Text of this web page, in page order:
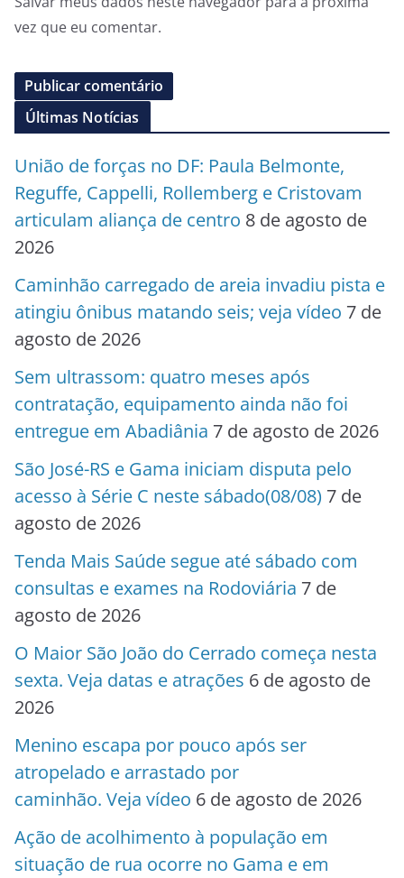
vez que eu comentar.
Últimas Notícias
União de forças no DF: Paula Belmonte,
Reguffe, Cappelli, Rollemberg e Cristovam
articulam aliança de centro 8 de agosto de
2026
Caminhão carregado de areia invadiu pista e
atingiu ônibus matando seis; veja vídeo 7 de
agosto de 2026
Sem ultrassom: quatro meses após
contratação, equipamento ainda não foi
entregue em Abadiânia 7 de agosto de 2026
São José-RS e Gama iniciam disputa pelo
acesso à Série C neste sábado(08/08) 7 de
agosto de 2026
Tenda Mais Saúde segue até sábado com
consultas e exames na Rodoviária 7 de
agosto de 2026
O Maior São João do Cerrado começa nesta
sexta. Veja datas e atrações 6 de agosto de
2026
Menino escapa por pouco após ser
atropelado e arrastado por
caminhão. Veja vídeo 6 de agosto de 2026
Ação de acolhimento à população em
situação de rua ocorre no Gama e em